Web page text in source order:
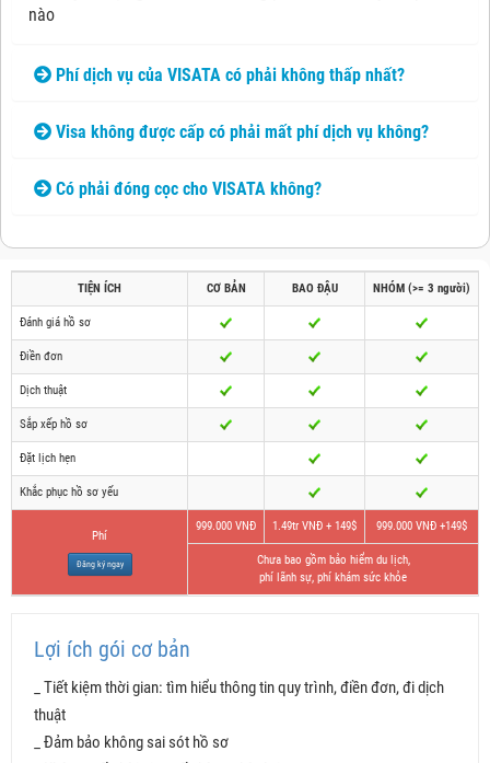
nào
Phí dịch vụ của VISATA có phải không thấp nhất?
Visa không được cấp có phải mất phí dịch vụ không?
Có phải đóng cọc cho VISATA không?
Lợi ích gói cơ bản
_ Tiết kiệm thời gian: tìm hiểu thông tin quy trình, điền đơn, đi dịch
thuật
_ Đảm bảo không sai sót hồ sơ